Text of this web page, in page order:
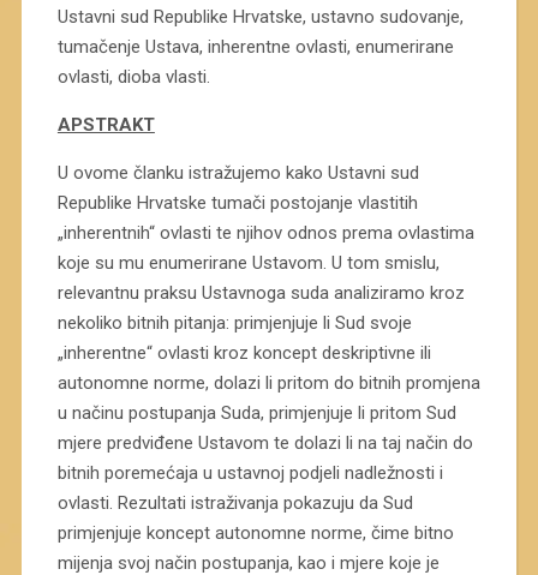
Ustavni sud Republike Hrvatske, ustavno sudovanje,
tumačenje Ustava, inherentne ovlasti, enumerirane
ovlasti, dioba vlasti.
APSTRAKT
U ovome članku istražujemo kako Ustavni sud
Republike Hrvatske tumači postojanje vlastitih
„inherentnih“ ovlasti te njihov odnos prema ovlastima
koje su mu enumerirane Ustavom. U tom smislu,
relevantnu praksu Ustavnoga suda analiziramo kroz
nekoliko bitnih pitanja: primjenjuje li Sud svoje
„inherentne“ ovlasti kroz koncept deskriptivne ili
autonomne norme, dolazi li pritom do bitnih promjena
u načinu postupanja Suda, primjenjuje li pritom Sud
mjere predviđene Ustavom te dolazi li na taj način do
bitnih poremećaja u ustavnoj podjeli nadležnosti i
ovlasti. Rezultati istraživanja pokazuju da Sud
primjenjuje koncept autonomne norme, čime bitno
mijenja svoj način postupanja, kao i mjere koje je